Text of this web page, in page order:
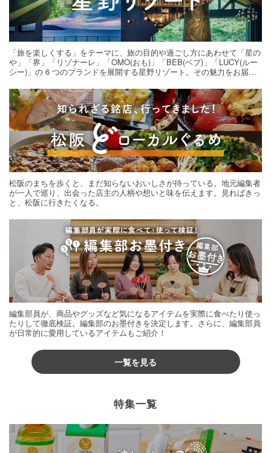
「旅を楽しくする」をテーマに、旅の目的や過ごし方にあわせて「星の
や」「界」「リゾナーレ」「OMO(おも)」「BEB(ベブ)」「LUCY(ルー
シー)」の 6 つのブランドを展開する星野リゾート。その魅力をお届け
松阪のまちを歩くと、まだ知らないおいしさが待っている。地元編集者
が一人で巡り、出会った店主の人柄や想いと味を伝えます。見ればきっ
と、松阪に行きたくなる。
編集部員が、商品やグッズなど気になるアイテムを実際に食べたり使っ
たりして徹底検証。編集部のお墨付きを決定します。さらに、編集部員
が日常的に愛用しているアイテムもご紹介！
一覧を見る
特集一覧